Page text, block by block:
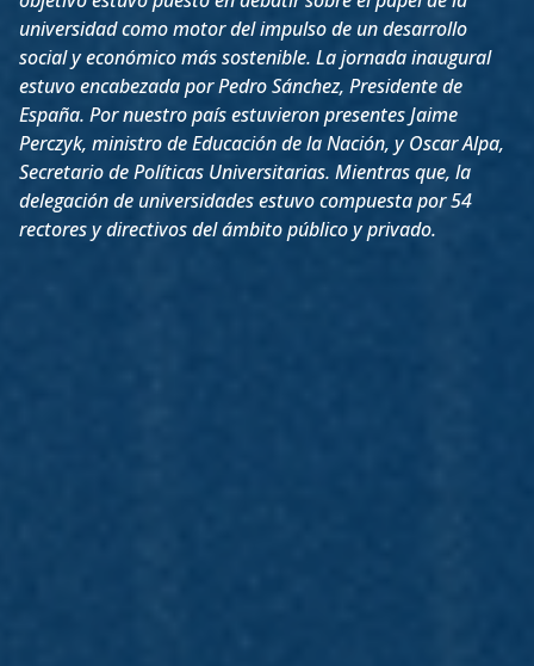
universidad como motor del impulso de un desarrollo
social y económico más sostenible. La jornada inaugural
estuvo encabezada por Pedro Sánchez, Presidente de
España. Por nuestro país estuvieron presentes Jaime
Perczyk, ministro de Educación de la Nación, y Oscar Alpa,
Secretario de Políticas Universitarias. Mientras que, la
delegación de universidades estuvo compuesta por 54
rectores y directivos del ámbito público y privado.